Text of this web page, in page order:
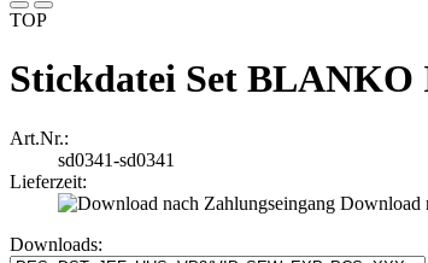
TOP
Stickdatei Set BLANKO
Art.Nr.:
sd0341-sd0341
Lieferzeit:
Download
Downloads: